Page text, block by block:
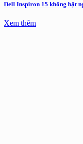
Dell Inspiron 15 không bật
Xem thêm